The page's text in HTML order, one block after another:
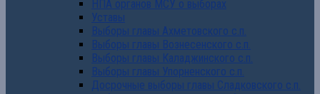
НПА органов МСУ о выборах
Уставы
Выборы главы Ахметовского с.п.
Выборы главы Вознесенского с.п.
Выборы главы Каладжинского с.п.
Выборы главы Упорненского с.п.
Досрочные выборы главы Сладковского с.п.